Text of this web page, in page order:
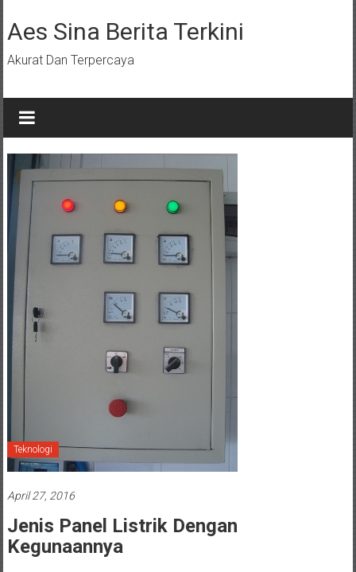
ke
konten
Aes Sina Berita Terkini
Akurat Dan Terpercaya
Teknologi
April 27, 2016
Jenis Panel Listrik Dengan
Kegunaannya